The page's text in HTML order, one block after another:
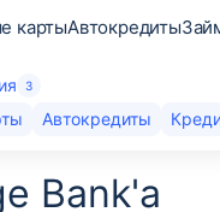
картыАвтокредиты
3
Автокредиты
Bank'а